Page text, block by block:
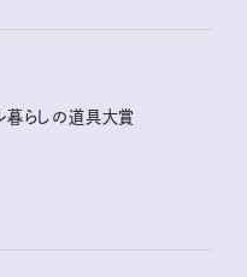
暮らしの道具大賞